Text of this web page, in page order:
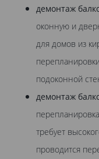
демонтаж
оконную и
для домов из
подоконной
демонтаж
требует
проводится